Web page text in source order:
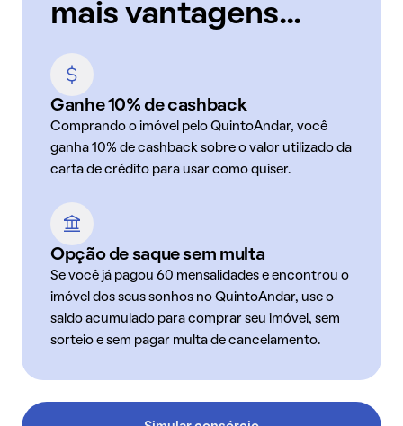
mais vantagens...
Ganhe 10% de cashback
Comprando o imóvel pelo QuintoAndar, você
ganha 10% de cashback sobre o valor utilizado da
carta de crédito para usar como quiser.
Opção de saque sem multa
Se você já pagou 60 mensalidades e encontrou o
imóvel dos seus sonhos no QuintoAndar, use o
saldo acumulado para comprar seu imóvel, sem
sorteio e sem pagar multa de cancelamento.